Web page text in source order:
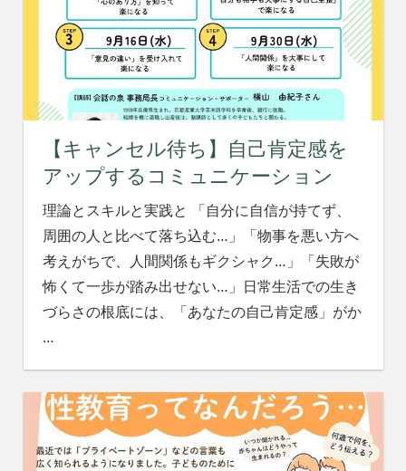
【キャンセル待ち】自己肯定感を
アップするコミュニケーション
理論とスキルと実践と 「自分に自信が持てず、
周囲の人と比べて落ち込む…」「物事を悪い方へ
考えがちで、人間関係もギクシャク…」「失敗が
怖くて一歩が踏み出せない…」日常生活での生き
づらさの根底には、「あなたの自己肯定感」がか
…